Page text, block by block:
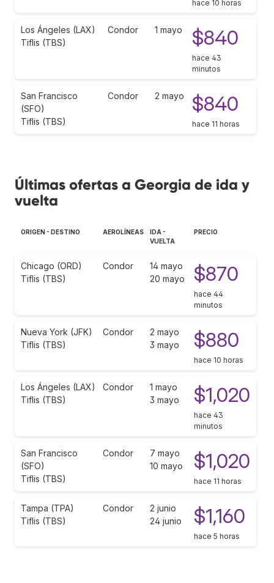
hace 10 horas
Los Ángeles (LAX)
Tiflis (TBS)
Condor 1 mayo $840
hace 43
minutos
San Francisco
(SFO)
Tiflis (TBS)
Condor 2 mayo $840
hace 11 horas
Últimas ofertas a Georgia de ida y
vuelta
ORIGEN - DESTINO AEROLÍNEAS
IDA -
VUELTA
PRECIO
Chicago (ORD)
Tiflis (TBS)
Condor
14 mayo
20 mayo
$870
hace 44
minutos
Nueva York (JFK)
Tiflis (TBS)
Condor
2 mayo
3 mayo
$880
hace 10 horas
Los Ángeles (LAX)
Tiflis (TBS)
Condor
1 mayo
3 mayo
$1,020
hace 43
minutos
San Francisco
(SFO)
Tiflis (TBS)
Condor
7 mayo
10 mayo
$1,020
hace 11 horas
Tampa (TPA)
Tiflis (TBS)
Condor
2 junio
24 junio
$1,160
hace 5 horas